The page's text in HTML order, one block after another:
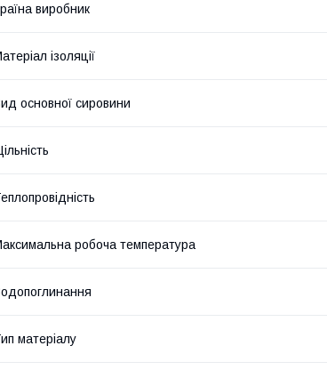
виробник
ізоляції
основної сировини
робоча температура
матеріалу